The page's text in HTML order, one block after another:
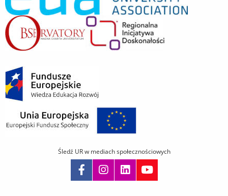
Śledź UR w mediach społecznościowych